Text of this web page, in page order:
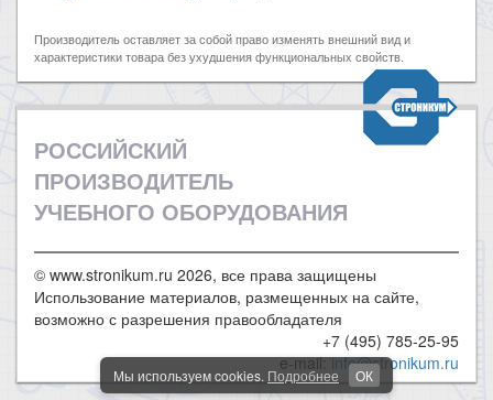
Производитель оставляет за собой право изменять внешний вид и
характеристики товара без ухудшения функциональных свойств.
РОССИЙСКИЙ
ПРОИЗВОДИТЕЛЬ
УЧЕБНОГО ОБОРУДОВАНИЯ
© www.stronikum.ru 2026, все права защищены
Использование материалов, размещенных на сайте,
возможно с разрешения правообладателя
+7 (495) 785-25-95
e-mail:info@stronikum.ru
Мы используем cookies. Подробнее ОК